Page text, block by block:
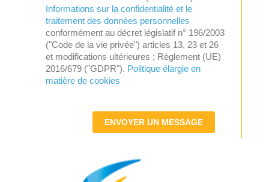
Informations sur la confidentialité et le
traitement des données personnelles
conformément au décret législatif n° 196/2003
("Code de la vie privée") articles 13, 23 et 26
et modifications ultérieures ; Règlement (UE)
2016/679 ("GDPR"). Politique élargie en
matière de cookies
ENVOYER UN MESSAGE